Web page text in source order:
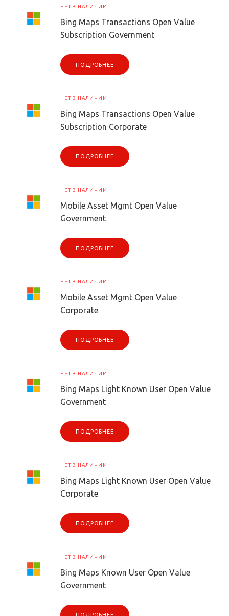
НЕТ В НАЛИЧИИ
Bing Maps Transactions Open Value
Subscription Government
ПОДРОБНЕЕ
НЕТ В НАЛИЧИИ
Bing Maps Transactions Open Value
Subscription Corporate
ПОДРОБНЕЕ
НЕТ В НАЛИЧИИ
Mobile Asset Mgmt Open Value
Government
ПОДРОБНЕЕ
НЕТ В НАЛИЧИИ
Mobile Asset Mgmt Open Value
Corporate
ПОДРОБНЕЕ
НЕТ В НАЛИЧИИ
Bing Maps Light Known User Open Value
Government
ПОДРОБНЕЕ
НЕТ В НАЛИЧИИ
Bing Maps Light Known User Open Value
Corporate
ПОДРОБНЕЕ
НЕТ В НАЛИЧИИ
Bing Maps Known User Open Value
Government